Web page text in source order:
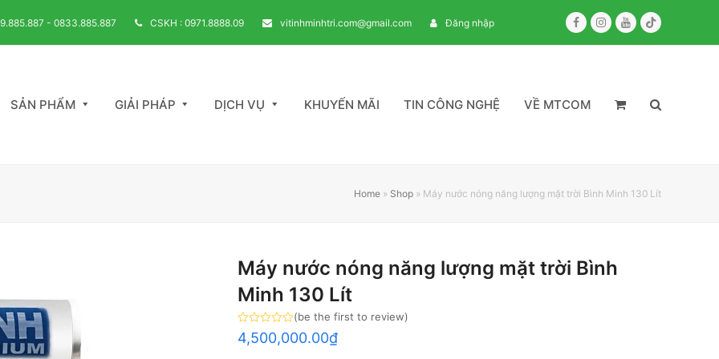
- 0833.885.887 CSKH : 0971.8888.09 vitinhminhtri.com@gmail.com Đăng nhập FacebookInstagram
YoutubeTiktok
SẢN PHẨM GIẢI PHÁP DỊCH VỤ KHUYẾN MÃI TIN CÔNG NGHỆ VỀ MTCOM
Home » Shop » Máy nước nóng năng lượng mặt trời Bình Minh 130 Lít
Máy nước nóng năng lượng mặt trời Bình
Minh 130 Lít
Rated
0
(be the first to review)
4,500,000.00₫